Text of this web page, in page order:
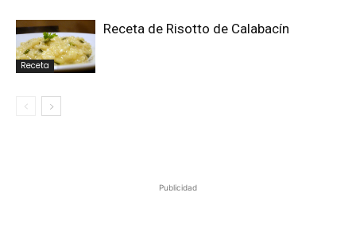
Receta
Receta de Risotto de Calabacín
Publicidad